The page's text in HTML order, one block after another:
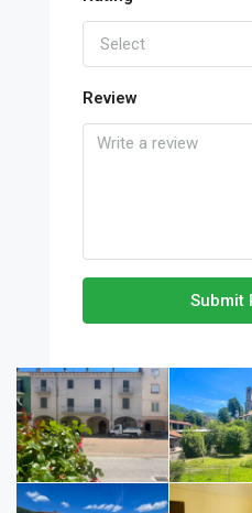
Select
Review
Submit